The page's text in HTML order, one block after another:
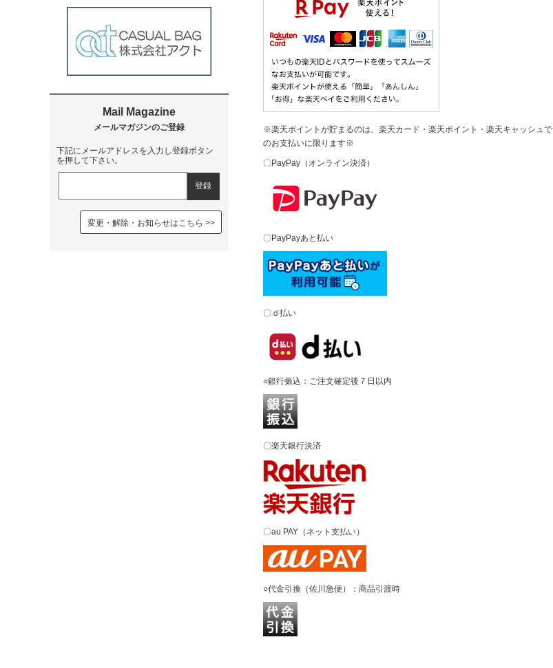
※楽天ポイントが貯まるのは、楽天カード・楽天ポイント・楽天キャッシュで
のお支払いに限ります※
〇PayPay（オンライン決済）
〇PayPayあと払い
〇ｄ払い
○銀行振込：ご注文確定後７日以内
〇楽天銀行決済
〇au PAY（ネット支払い）
○代金引換（佐川急便）：商品引渡時
下記にメールアドレスを入力し登録ボタン
を押して下さい。
変更・解除・お知らせはこちら